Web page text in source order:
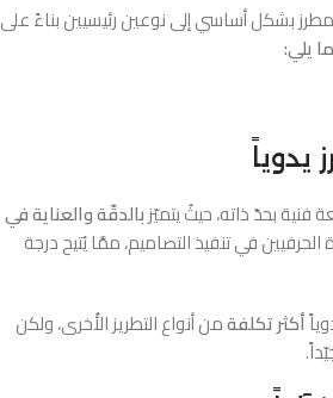
بشكل أساسي إلى نوعين رئيسيين بناءً على
يلي:
فنية بحدّ ذاته، حيثُ يتميّزبالدقّة والعناية في
في تنفيذ التصاميم، ممَّا يُتيح درجة
أكثر تكلفةمن أنواع التطريز الأُخرى، ولكن